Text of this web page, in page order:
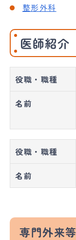
整形外科
医師紹介
役職・職種
名前
役職・職種
名前
専門外来等